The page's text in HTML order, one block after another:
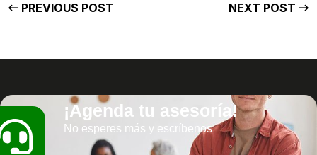
PREVIOUS POST NEXT POST
¡Agenda tu asesoría!
No esperes más y escríbenos